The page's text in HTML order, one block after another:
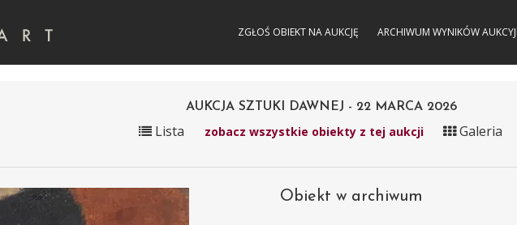
ZGŁOŚ OBIEKT NA AUKCJĘ ARCHIWUM WYNIKÓW
AUKCJA SZTUKI DAWNEJ - 22 MARCA 2026
Lista zobacz wszystkie obiekty z tej aukcji Galeria
Obiekt w archiwum